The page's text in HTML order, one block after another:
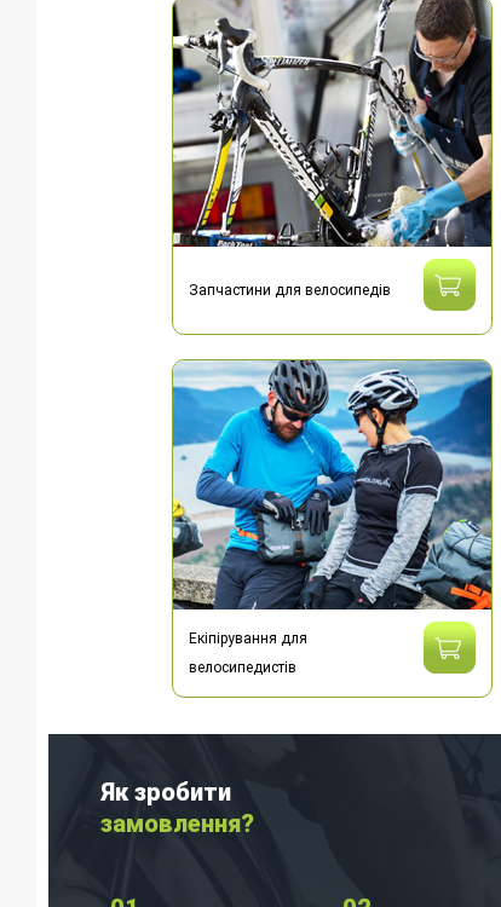
Запчастини для велосипедів
Екіпірування для
велосипедистів
Як зробити
замовлення?